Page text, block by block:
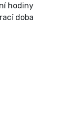
hodiny
doba